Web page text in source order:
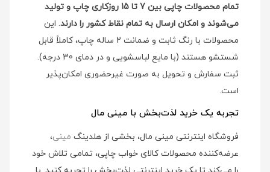
تمام محصولات چاپی بین 7 تا 15 روزکاری چاپ و تولید
می‌شوند و امکان ارسال به تمام نقاط کشور را دارند. این
محصولات با رنگ ثابت و ضمانت 2 ساله چاپ، کاملاً قابل
شستشو هستند (با مایع لباسشویی و در دمای 30 درجه).
ثبت سفارش و تحویل به صورت غیرحضوری امکان‌پذیر
است.
تجربه یک خرید لذت‌بخش با مینی مال
فروشگاه اینترنتی مینی مال، بخشی از هلدینگ مینی،
عرضه‌کننده محصولات کالای خواب چاپی، تمامی تلاش خود